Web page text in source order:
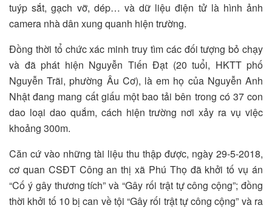
tuýp sắt, gạch vỡ, dép… và dữ liệu điện tử là hình ảnh
camera nhà dân xung quanh hiện trường.
Đồng thời tổ chức xác minh truy tìm các đối tượng bỏ chạy
và đã phát hiện Nguyễn Tiến Đạt (20 tuổi, HKTT phố
Nguyễn Trãi, phường Âu Cơ), là em họ của Nguyễn Anh
Nhật đang mang cất giấu một bao tải bên trong có 37 con
dao loại dao quắm, cách hiện trường nơi xảy ra vụ việc
khoảng 300m.
Căn cứ vào những tài liệu thu thập được, ngày 29-5-2018,
cơ quan CSĐT Công an thị xã Phú Thọ đã khởi tố vụ án
“Cố ý gây thương tích” và “Gây rối trật tự công cộng”; đồng
thời khởi tố 10 bị can về tội “Gây rối trật tự công cộng” và ra